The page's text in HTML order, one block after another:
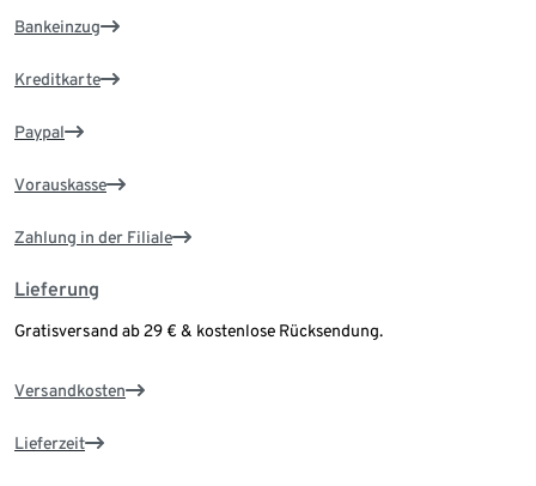
Bankeinzug
Kreditkarte
Paypal
Vorauskasse
Zahlung in der Filiale
Lieferung
Gratisversand ab 29 € & kostenlose Rücksendung.
Versandkosten
Lieferzeit